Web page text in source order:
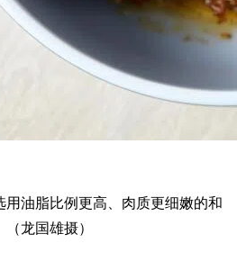
油脂比例更高、肉质更细嫩的和
（龙国雄摄）